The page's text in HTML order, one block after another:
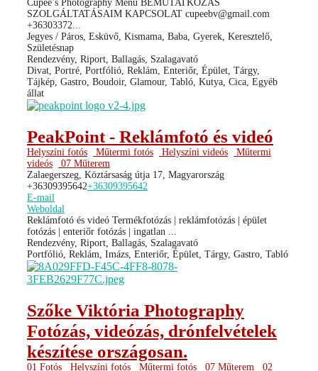
Cupee’s Photography Menu BEMUTATKOZÁS
SZOLGÁLTATÁSAIM KAPCSOLAT cupeebv@gmail.com
+36303372...
Jegyes / Páros, Esküvő, Kismama, Baba, Gyerek, Keresztelő,
Születésnap
Rendezvény, Riport, Ballagás, Szalagavató
Divat, Portré, Portfólió, Reklám, Enteriőr, Épület, Tárgy,
Tájkép, Gastro, Boudoir, Glamour, Tabló, Kutya, Cica, Egyéb
állat
PeakPoint - Reklámfotó és videó
Helyszíni fotós Műtermi fotós Helyszíni videós
Műtermi
videós
07 Műterem
Zalaegerszeg, Köztársaság útja 17, Magyarország
+36309395642+36309395642
E-mail
Weboldal
Reklámfotó és videó Termékfotózás | reklámfotózás | épület
fotózás | enteriőr fotózás | ingatlan ...
Rendezvény, Riport, Ballagás, Szalagavató
Portfólió, Reklám, Imázs, Enteriőr, Épület, Tárgy, Gastro, Tabló
Szőke Viktória Photography
Fotózás, videózás, drónfelvételek
készítése országosan.
01 Fotós Helyszíni fotós Műtermi fotós 07 Műterem 02